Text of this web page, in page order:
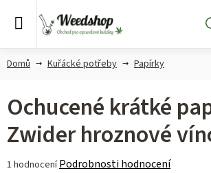
Domů Kuřácké potřeby Papírky
Ochucené krátké
Zwider hroznové
Průměrné
1 hodnocení Podrobnosti hodnocení